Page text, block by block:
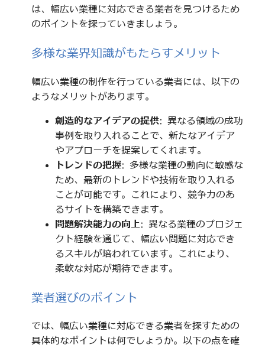
は、幅広い業種に対応できる業者を見つけるため
のポイントを探っていきましょう。
多様な業界知識がもたらすメリット
幅広い業種の制作を行っている業者には、以下の
ようなメリットがあります。
創造的なアイデアの提供: 異なる領域の成功
事例を取り入れることで、新たなアイデア
やアプローチを提案してくれます。
トレンドの把握: 多様な業種の動向に敏感な
ため、最新のトレンドや技術を取り入れる
ことが可能です。これにより、競争力のあ
るサイトを構築できます。
問題解決能力の向上: 異なる業種のプロジェ
クト経験を通じて、幅広い問題に対応でき
るスキルが培われています。これにより、
柔軟な対応が期待できます。
業者選びのポイント
では、幅広い業種に対応できる業者を探すための
具体的なポイントは何でしょうか。以下の点を確